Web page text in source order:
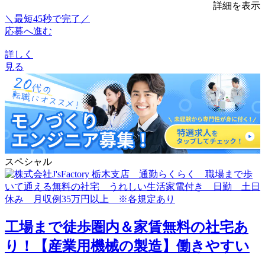
詳細を表示
＼最短45秒で完了／
応募へ進む
詳しく
見る
スペシャル
工場まで徒歩圏内＆家賃無料の社宅あ
り！【産業用機械の製造】働きやすい